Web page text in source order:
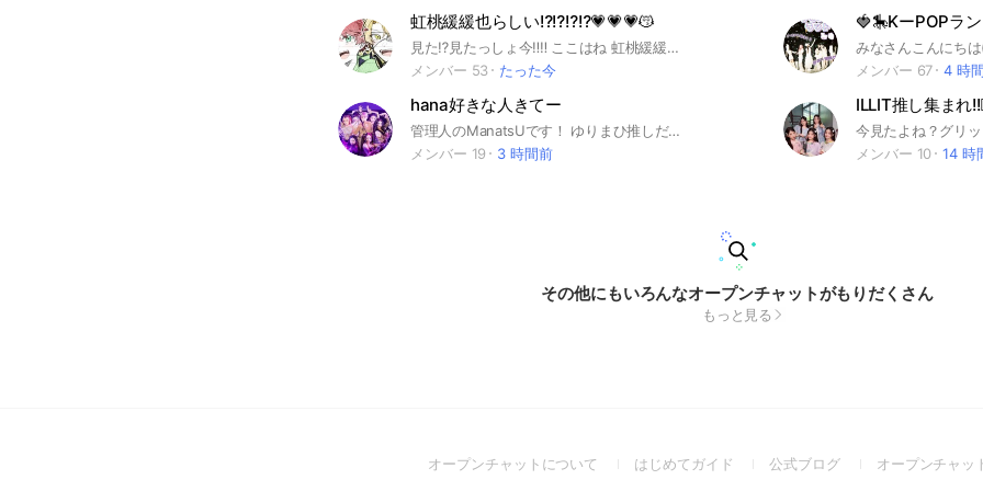
虹桃緩緩也らしい⁉️⁉️⁉️⁉️💗💗💗😽
見た⁉️見たっしょ今‼️‼️ ここはね 虹桃緩緩也らしいよ‼️‼️‼️ 管理が許すならなんでもしていいってさ‼️‼️ 今なら古参になれるかも⁉️⁉️⁉️⁉️⁉️ 入っちゃおうよ‼️‼️ね ‼️‼️‼️（圧 ルールなんてものは管理が食べたよ😋😋 管理が良ければ全て良し ‼️‼️‼️‼️あとは皆と 仲良くすればもうOK‼️‼️ 入っちゃお❓❓❓ ね ❓❓❓ 自分の民度低いのに何言ってんだよって感じだよね💕︎💕︎ みんな宣伝してくれたらうれしーな😽 折 と 映画伽羅は ‪✕‬ ネ‼️ 同顔なんて大歓迎❣️❣️❣️❣️ 是非入ってこいよ😽😽 ここまで見てくれた君に副官チャンス😽 管理の好きな食べ物当ててよ❣️❣️ 当たったら副官あげる😽😽😽 2個あるからどっちが当てたら副官あげるネ ヲレ優し ❣️❣️❣️❣️ ヒントは無しだよ 頑張ってね‼️‼️💕💕 ぁ、？まだ見てんの？？？？ 何にもねーよ ❣️❣️❣️❣️ ここまで見てんの⁉️⁉️⁉️⁉️ なら好きな食べ物ヒントを。。。。 というと思ったか‼️‼️‼️‼️‼️ 🆓のところに『 でや〜んす 』って書いたら優先ね‼️‼️‼️‼️ ここからはタグだよ‼️‼️‼️ #からぴち #カラフルピーチ #虹桃 #緩也 #緩緩也 #運営さん大好き #にじもも #からふるぴーち #ゆるなり #nrkr #運営しか勝たん
メンバー 53
たった今
🍓🎠KーPOPラ
メンバー 67
4 時
hana好きな人きてー
管理人のManatsUです！ ゆりまひ推しだよー！ 最初に入ってくれた人は、大大大大大歓迎！ ルール荒らしだけは、やめてー 無言抜け✖️荒らし✖️即抜け✖️ 人の悪口✖️影とかで言うのも✖️ スタ連✖️一回だけ、つかうのは、⭕️！既読無視✖️個人情報✖️ 写真は、ノートへ 後、アイコンは、hanaにしてね！ ない人は、入ってない、って言ってくれたら、写真あげるよ！ それだけ！ よろしくね！ 仲良くして欲しいから、タメ口でお願いねー！ ここでは、うちが思う時に副官をかえています！
メンバー 19
3 時間前
ILLIT推し集まれ
メンバー 10
14 時
その他にもいろんなオープンチャットがもりだくさん
もっと見る
オープンチャットについて
(Openはじめてガイド
(Open公式ブログ
(Openオープンチャッ